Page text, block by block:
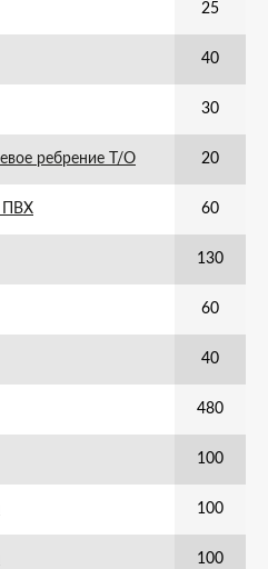
25
40
30
ребрение Т/О 20
ПВХ 60
130
60
40
480
100
100
100